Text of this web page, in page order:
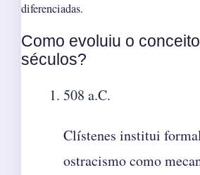
diferenciadas.
Como evoluiu o
séculos?
508 a.C.
Clístenes institui
ostracismo como